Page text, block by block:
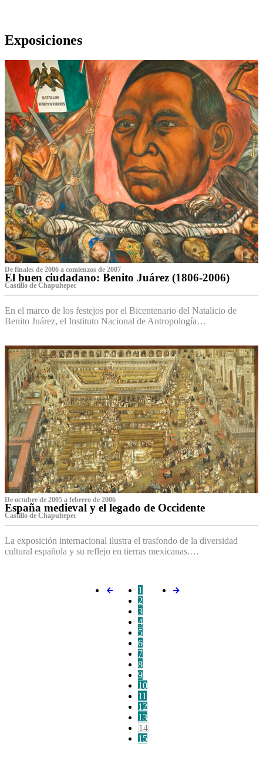
Exposiciones
De finales de 2006 a comienzos de 2007
El buen ciudadano: Benito Juárez (1806-2006)
Castillo de Chapultepec
En el marco de los festejos por el Bicentenario del Natalicio de
Benito Juárez, el Instituto Nacional de Antropología…
De octubre de 2005 a febrero de 2006
España medieval y el legado de Occidente
Castillo de Chapultepec
La exposición internacional ilustra el trasfondo de la diversidad
cultural española y su reflejo en tierras mexicanas.…
1
2
3
4
5
6
7
8
9
10
11
12
13
14
15